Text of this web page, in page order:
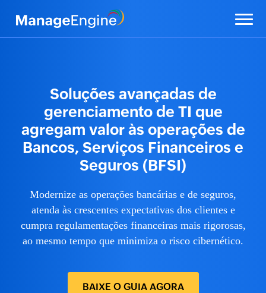
Soluções avançadas de
gerenciamento de TI que
agregam valor às operações de
Bancos, Serviços Financeiros e
Seguros (BFSI)
Modernize as operações bancárias e de seguros,
atenda às crescentes expectativas dos clientes e
cumpra regulamentações financeiras mais rigorosas,
ao mesmo tempo que minimiza o risco cibernético.
BAIXE O GUIA AGORA